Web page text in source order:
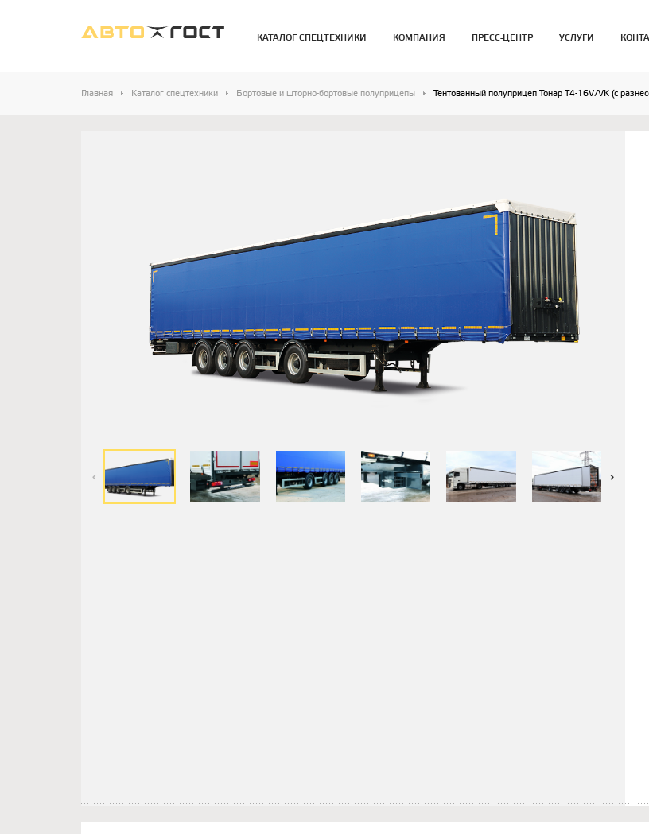
КАТАЛОГ СПЕЦТЕХНИКИ КОМПАНИЯ ПРЕСС-ЦЕНТР УСЛУГИ
Главная Каталог спецтехники Бортовые и шторно-бортовые полуприцепы Тентованный полуприцеп Тонар T4-16V/VK (с